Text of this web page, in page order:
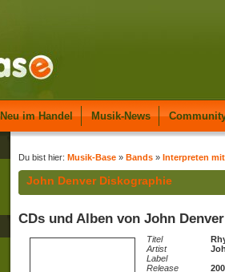
Neu im Handel Musik-News
Du bist hier: Musik-Base » Bands » Interpreten
John Denver Diskographie
CDs und Alben von John Denver
Titel
Artist
Label
Release